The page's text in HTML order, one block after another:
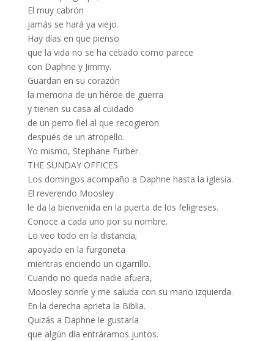
El muy cabrón
jamás se hará ya viejo.
Hay días en que pienso
que la vida no se ha cebado como parece
con Daphne y Jimmy.
Guardan en su corazón
la memoria de un héroe de guerra
y tienen su casa al cuidado
de un perro fiel al que recogieron
después de un atropello.
Yo mismo, Stephane Furber.
THE SUNDAY OFFICES
Los domingos acompaño a Daphne hasta la iglesia.
El reverendo Moosley
le da la bienvenida en la puerta de los feligreses.
Conoce a cada uno por su nombre.
Lo veo todo en la distancia;
apoyado en la furgoneta
mientras enciendo un cigarrillo.
Cuando no queda nadie afuera,
Moosley sonríe y me saluda con su mano izquierda.
En la derecha aprieta la Biblia.
Quizás a Daphne le gustaría
que algún día entráramos juntos.